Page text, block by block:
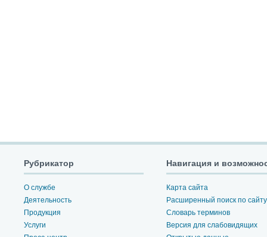
Рубрикатор
О службе
Деятельность
Продукция
Услуги
Навигация и
Карта сайта
Расширенный поиск по сайту
Словарь терминов
Версия для слабовидящих